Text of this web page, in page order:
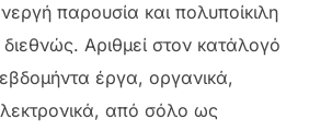
παρουσία και πολυποίκιλη
Αριθμεί στον κατάλογό
έργα, οργανικά,
από σόλο ως